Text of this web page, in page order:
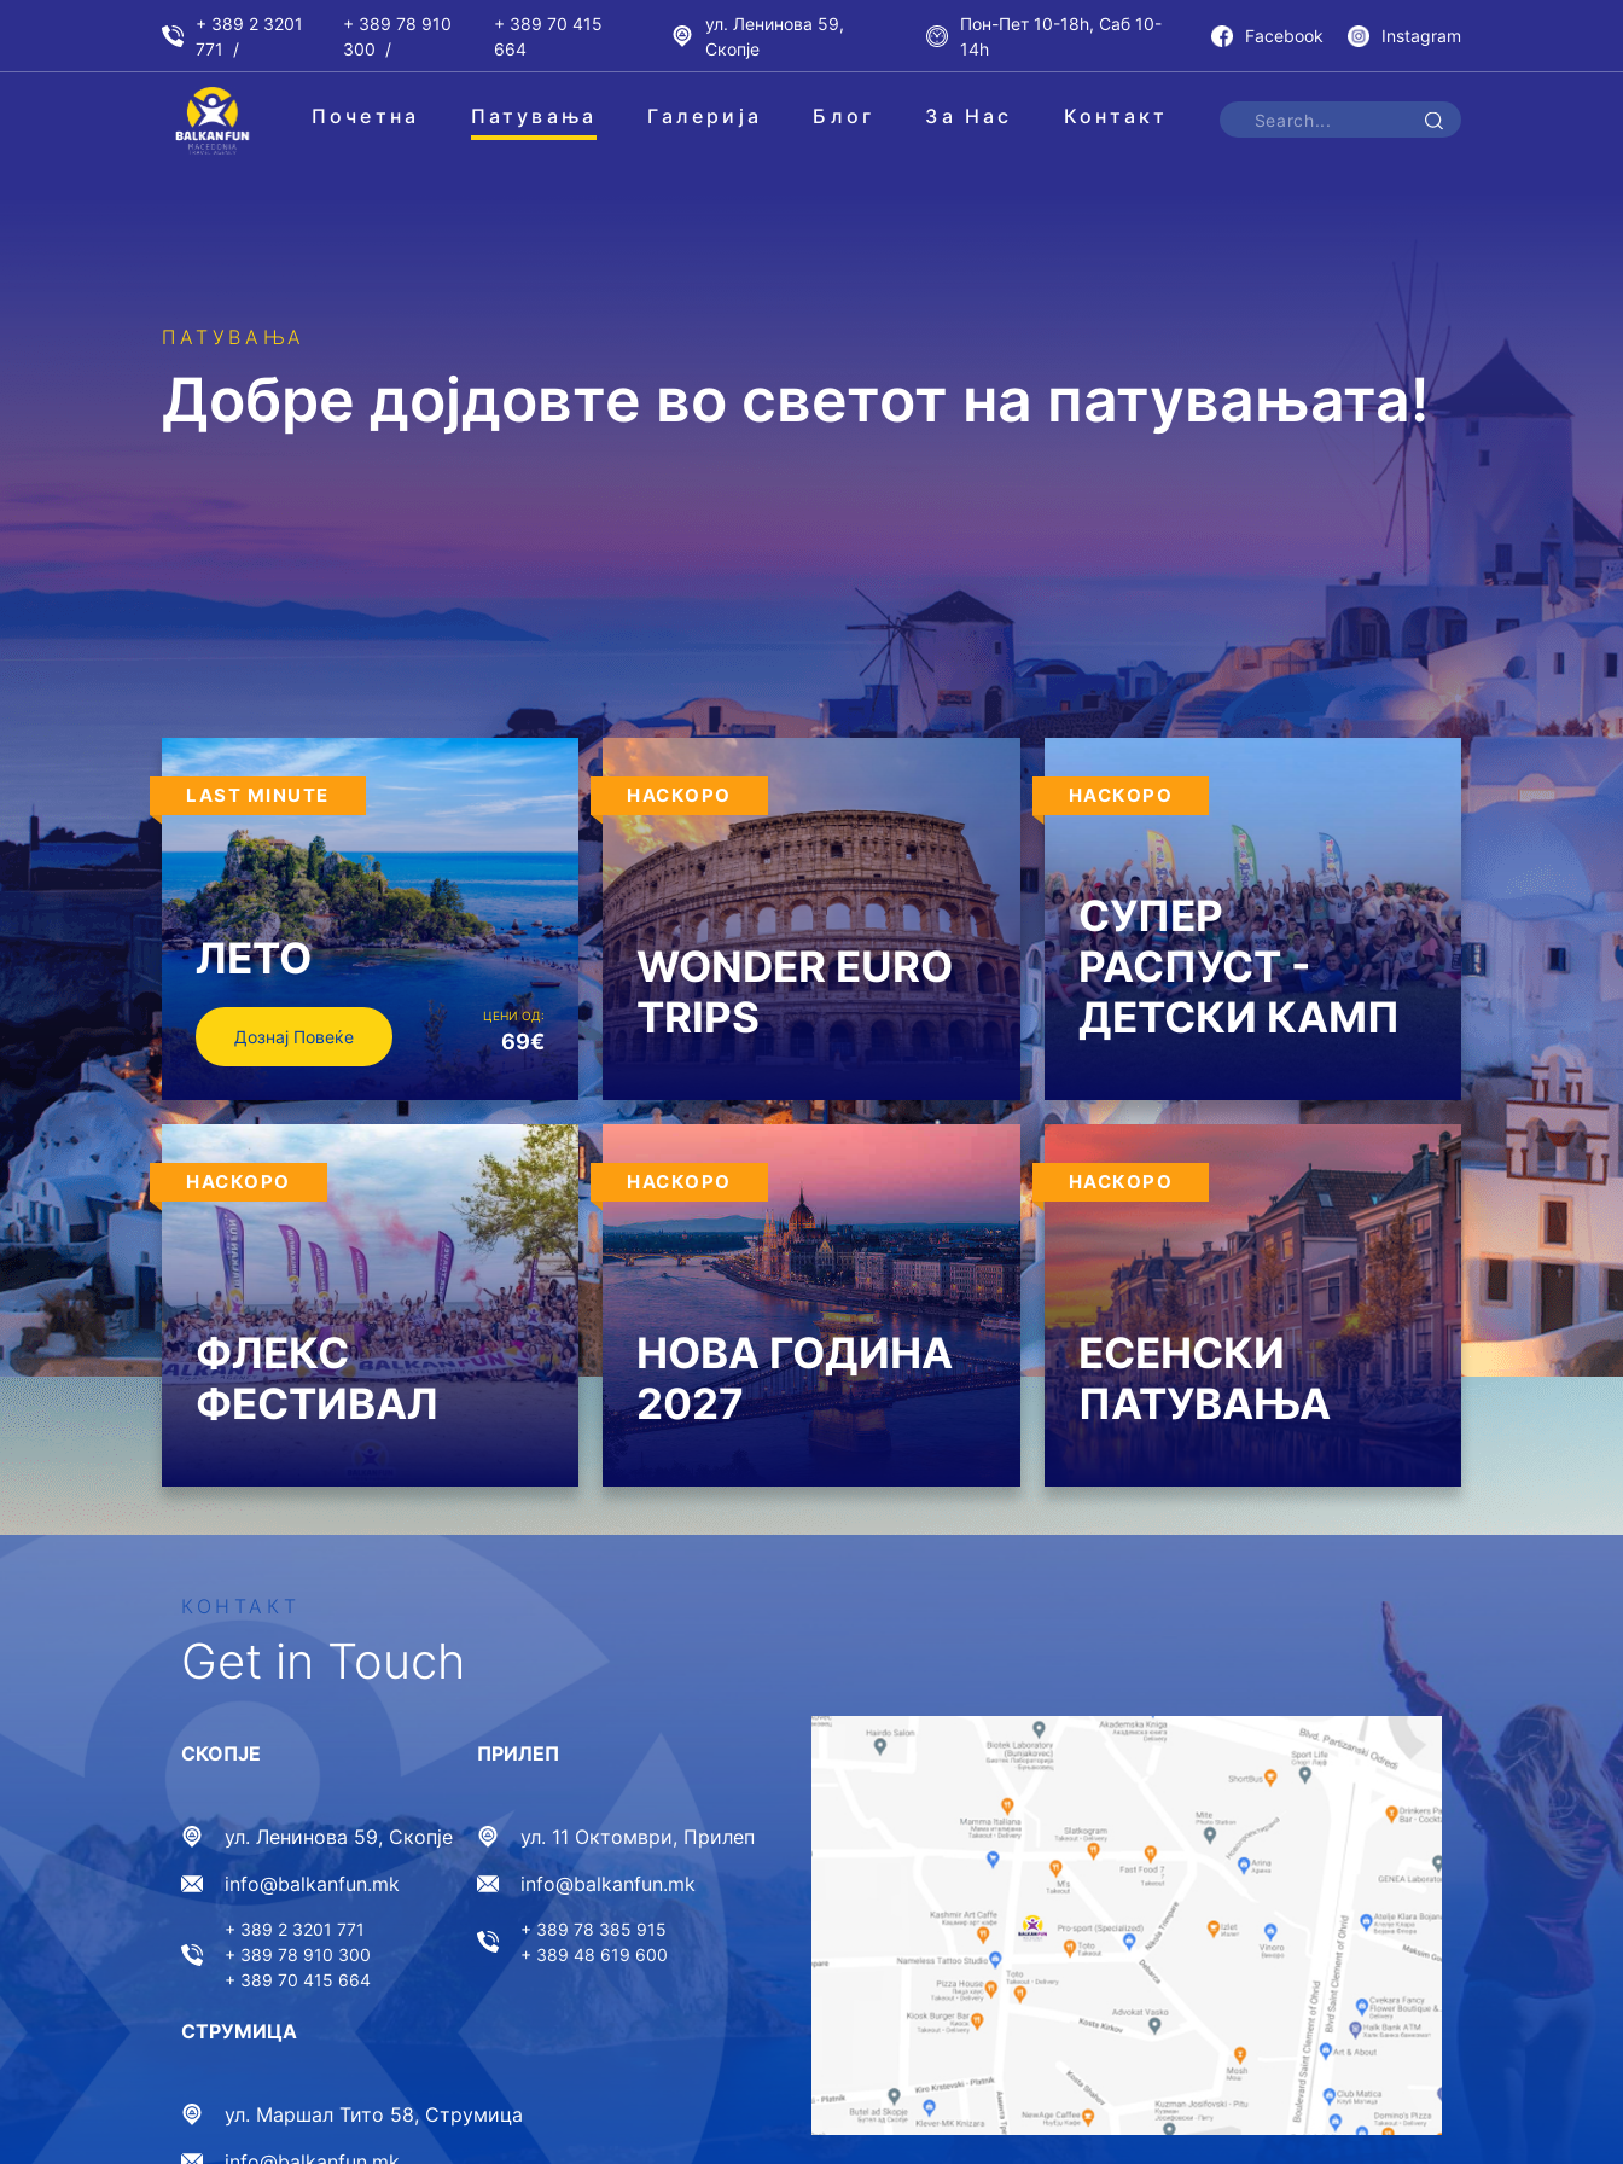
+ 389 2 3201
771
+ 389 78 910
300
+ 389 70 415
664
ул. Ленинова 59,
Скопје
Пон-Пет 10-18h, Саб 10-
14h
Facebook Instagram
Почетна Патувања Галерија Блог За Нас Контакт
ПАТУВАЊА
Добрe дојдовте во светот на патувањата!
LAST MINUTE
ЛЕТО
Дознај Повеќе
ЦЕНИ ОД:
69€
НАСКОРО
WONDER EURO
TRIPS
НАСКОРО
СУПЕР
РАСПУСТ -
ДЕТСКИ КАМП
НАСКОРО
ФЛЕКС
ФЕСТИВАЛ
НАСКОРО
НОВА ГОДИНА
2027
НАСКОРО
ЕСЕНСКИ
ПАТУВАЊА
КОНТАКТ
Get in Touch
СКОПЈЕ
ул. Ленинова 59, Скопје
info@balkanfun.mk
+ 389 2 3201 771
+ 389 78 910 300
+ 389 70 415 664
ПРИЛЕП
ул. 11 Октомври, Прилеп
info@balkanfun.mk
+ 389 78 385 915
+ 389 48 619 600
СТРУМИЦА
ул. Маршал Тито 58, Струмица